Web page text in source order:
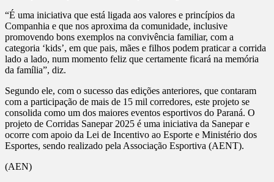
“É uma iniciativa que está ligada aos valores e princípios da
Companhia e que nos aproxima da comunidade, inclusive
promovendo bons exemplos na convivência familiar, com a
categoria ‘kids’, em que pais, mães e filhos podem praticar a corrida
lado a lado, num momento feliz que certamente ficará na memória
da família”, diz.
Segundo ele, com o sucesso das edições anteriores, que contaram
com a participação de mais de 15 mil corredores, este projeto se
consolida como um dos maiores eventos esportivos do Paraná. O
projeto de Corridas Sanepar 2025 é uma iniciativa da Sanepar e
ocorre com apoio da Lei de Incentivo ao Esporte e Ministério dos
Esportes, sendo realizado pela Associação Esportiva (AENT).
(AEN)